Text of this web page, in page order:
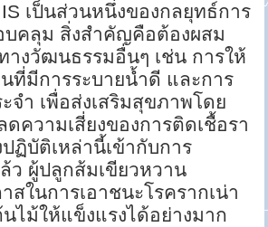
เป็นส่วนหนึ่งของกลยุทธ์การ
บคลุม สิ่งสำคัญคือต้องผสม
างวัฒนธรรมอื่นๆ เช่น การให้
ที่มีการระบายน้ำดี และการ
จำ เพื่อส่งเสริมสุขภาพโดย
ความเสี่ยงของการติดเชื้อรา
ฏิบัติเหล่านี้เข้ากับการ
ว ผู้ปลูกส้มเขียวหวาน
สในการเอาชนะโรครากเน่า
ไม้ให้แข็งแรงได้อย่างมาก